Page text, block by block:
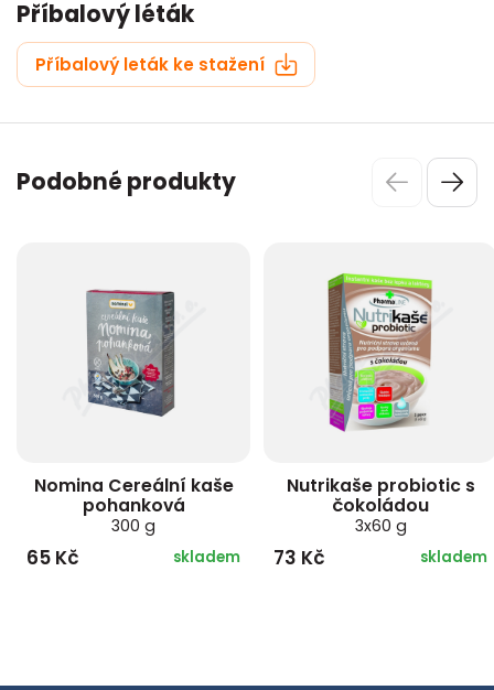
Příbalový léták
Příbalový leták ke stažení
Podobné produkty
Nomina Cereální kaše
pohanková
300 g
65 Kč skladem
Nutrikaše probiotic s
čokoládou
3x60 g
73 Kč skladem